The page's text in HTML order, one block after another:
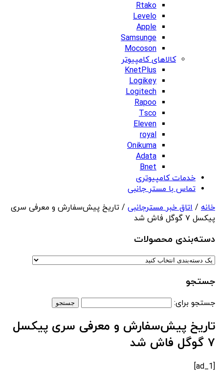
Rtako
Levelo
Apple
Samsunge
Mocoson
کالاهای کامپیوتر
KnetPlus
Logikey
Logitech
Rapoo
Tsco
Eleven
royal
Onikuma
Adata
Bnet
خدمات کامپیوتری
تماس با مستر جانبی
خانه / اتاق خبر مسترجانبی / تاریخ پیش‌سفارش و معرفی سری
پیکسل ۷ گوگل فاش شد
دسته‌بندی‌ محصولات
جستجو
جستجو برای:
تاریخ پیش‌سفارش و معرفی سری پیکسل
۷ گوگل فاش شد
[ad_1]